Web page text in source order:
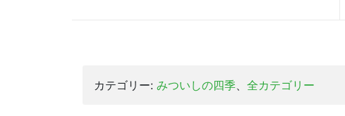
カテゴリー: みついしの四季 全カテゴリー